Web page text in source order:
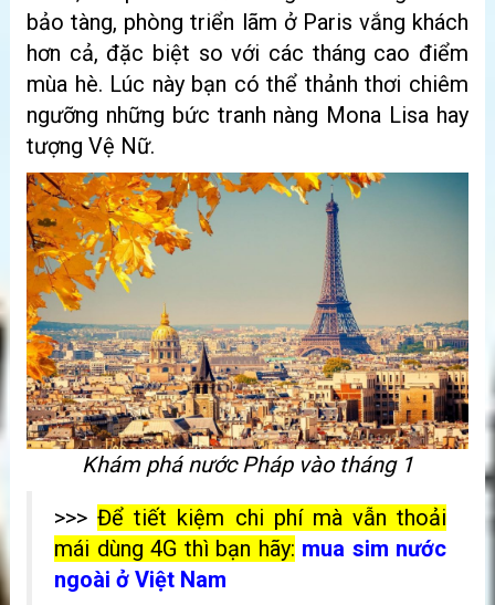
bảo tàng, phòng triển lãm ở Paris vắng khách
hơn cả, đặc biệt so với các tháng cao điểm
mùa hè. Lúc này bạn có thể thảnh thơi chiêm
ngưỡng những bức tranh nàng Mona Lisa hay
tượng Vệ Nữ.
Khám phá nước Pháp vào tháng 1
>>>Để tiết kiệm chi phí mà vẫn thoải
mái dùng 4G thì bạn hãy: mua sim nước
ngoài ở Việt Nam